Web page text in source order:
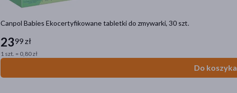
Canpol Babies Ekocertyfikowane tabletki do zmywarki, 30 szt.
2399 zł
1 szt. = 0,80 zł
Do koszyka